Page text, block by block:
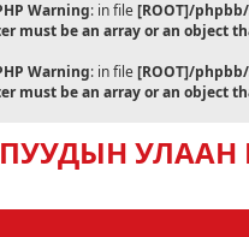
Warning: in file[ROOT]/
must be an array or an object
Warning: in file[ROOT]/
must be an array or an object
УЛААН